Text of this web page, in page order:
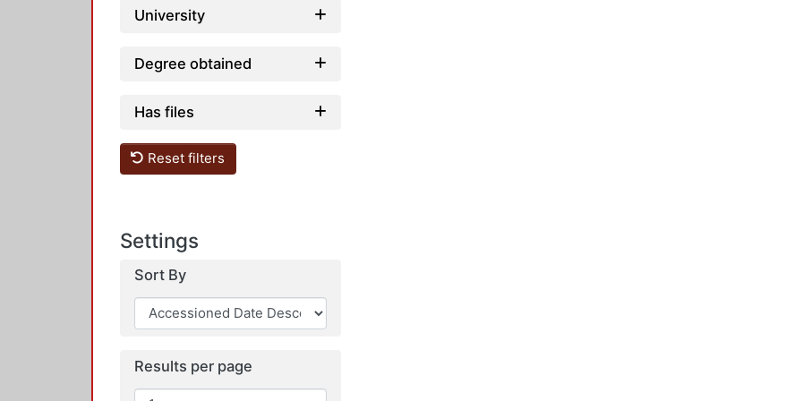
University
Degree obtained
Has files
Reset filters
Settings
Sort By
Results per page